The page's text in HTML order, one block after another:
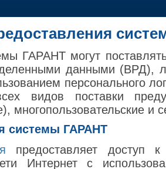
ГАРАНТ могут
данными (ВРД),
персонального
видов поставки
многопользовательские и
системы ГАРАНТ
предоставляет доступ
Интернет с